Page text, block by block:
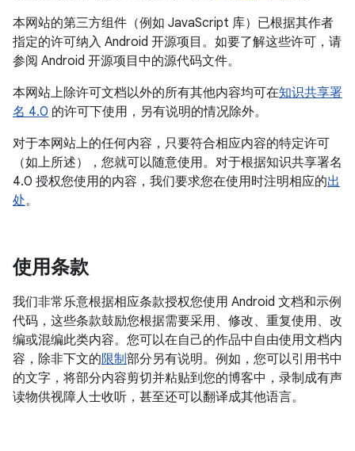
本网站的第三方组件（例如 JavaScript 库）已根据其作者
指定的许可纳入 Android 开源项目。如要了解这些许可，请
参阅 Android 开源项目中的源代码文件。
本网站上除许可文档以外的所有其他内容均可在知识共享署
名 4.0 的许可下使用，另有说明的情况除外。
对于本网站上的任何内容，只要符合相应内容的特定许可
（如上所述），您就可以随意使用。对于根据知识共享署名
4.0 授权您使用的内容，我们要求您在使用时注明相应的出
处。
使用条款
我们非常乐意根据相应条款授权您使用 Android 文档和示例
代码，这些条款鼓励您根据需要采用、修改、重复使用、改
编或混编此类内容。您可以在自己的作品中自由使用文档内
容，除非下文的限制部分另有说明。例如，您可以引用书中
的文字，将部分内容剪切并粘贴到您的博客中，录制成有声
读物供视障人士收听，甚至还可以翻译成其他语言。